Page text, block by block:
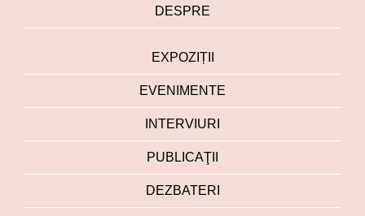
DESPRE
EXPOZIȚII
EVENIMENTE
INTERVIURI
PUBLICAŢII
DEZBATERI